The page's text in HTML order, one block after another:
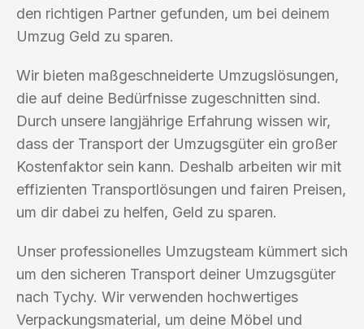
den richtigen Partner gefunden, um bei deinem
Umzug Geld zu sparen.
Wir bieten maßgeschneiderte Umzugslösungen,
die auf deine Bedürfnisse zugeschnitten sind.
Durch unsere langjährige Erfahrung wissen wir,
dass der Transport der Umzugsgüter ein großer
Kostenfaktor sein kann. Deshalb arbeiten wir mit
effizienten Transportlösungen und fairen Preisen,
um dir dabei zu helfen, Geld zu sparen.
Unser professionelles Umzugsteam kümmert sich
um den sicheren Transport deiner Umzugsgüter
nach Tychy. Wir verwenden hochwertiges
Verpackungsmaterial, um deine Möbel und